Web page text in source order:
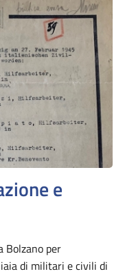
e
Bolzano per
di militari e civili di